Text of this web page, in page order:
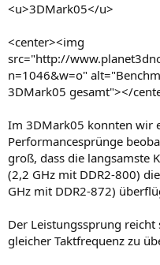
<u>3DMark05</u>
<center><img
src="http://
n=1046&w=o"
3DMark05 gesamt"></
Im 3DMark05 konnten wir
Performancesprünge
groß, dass die langsamste
(2,2 GHz mit DDR2-800)
GHz mit DDR2-872)
Der Leistungssprung
gleicher Taktfrequenz zu